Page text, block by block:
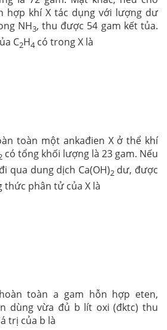
hợp khí X tác dụng với lượng dư
NH3, thu được 54 gam kết tủa.
C2H4 có trong X là
toàn một ankađien X ở thể khí
có tổng khối lượng là 23 gam. Nếu
qua dung dịch Ca(OH)2dư, được
thức phân tử của X là
toàn a gam hỗn hợp eten,
dùng vừa đủ b lít oxi (đktc) thu
trị của b là